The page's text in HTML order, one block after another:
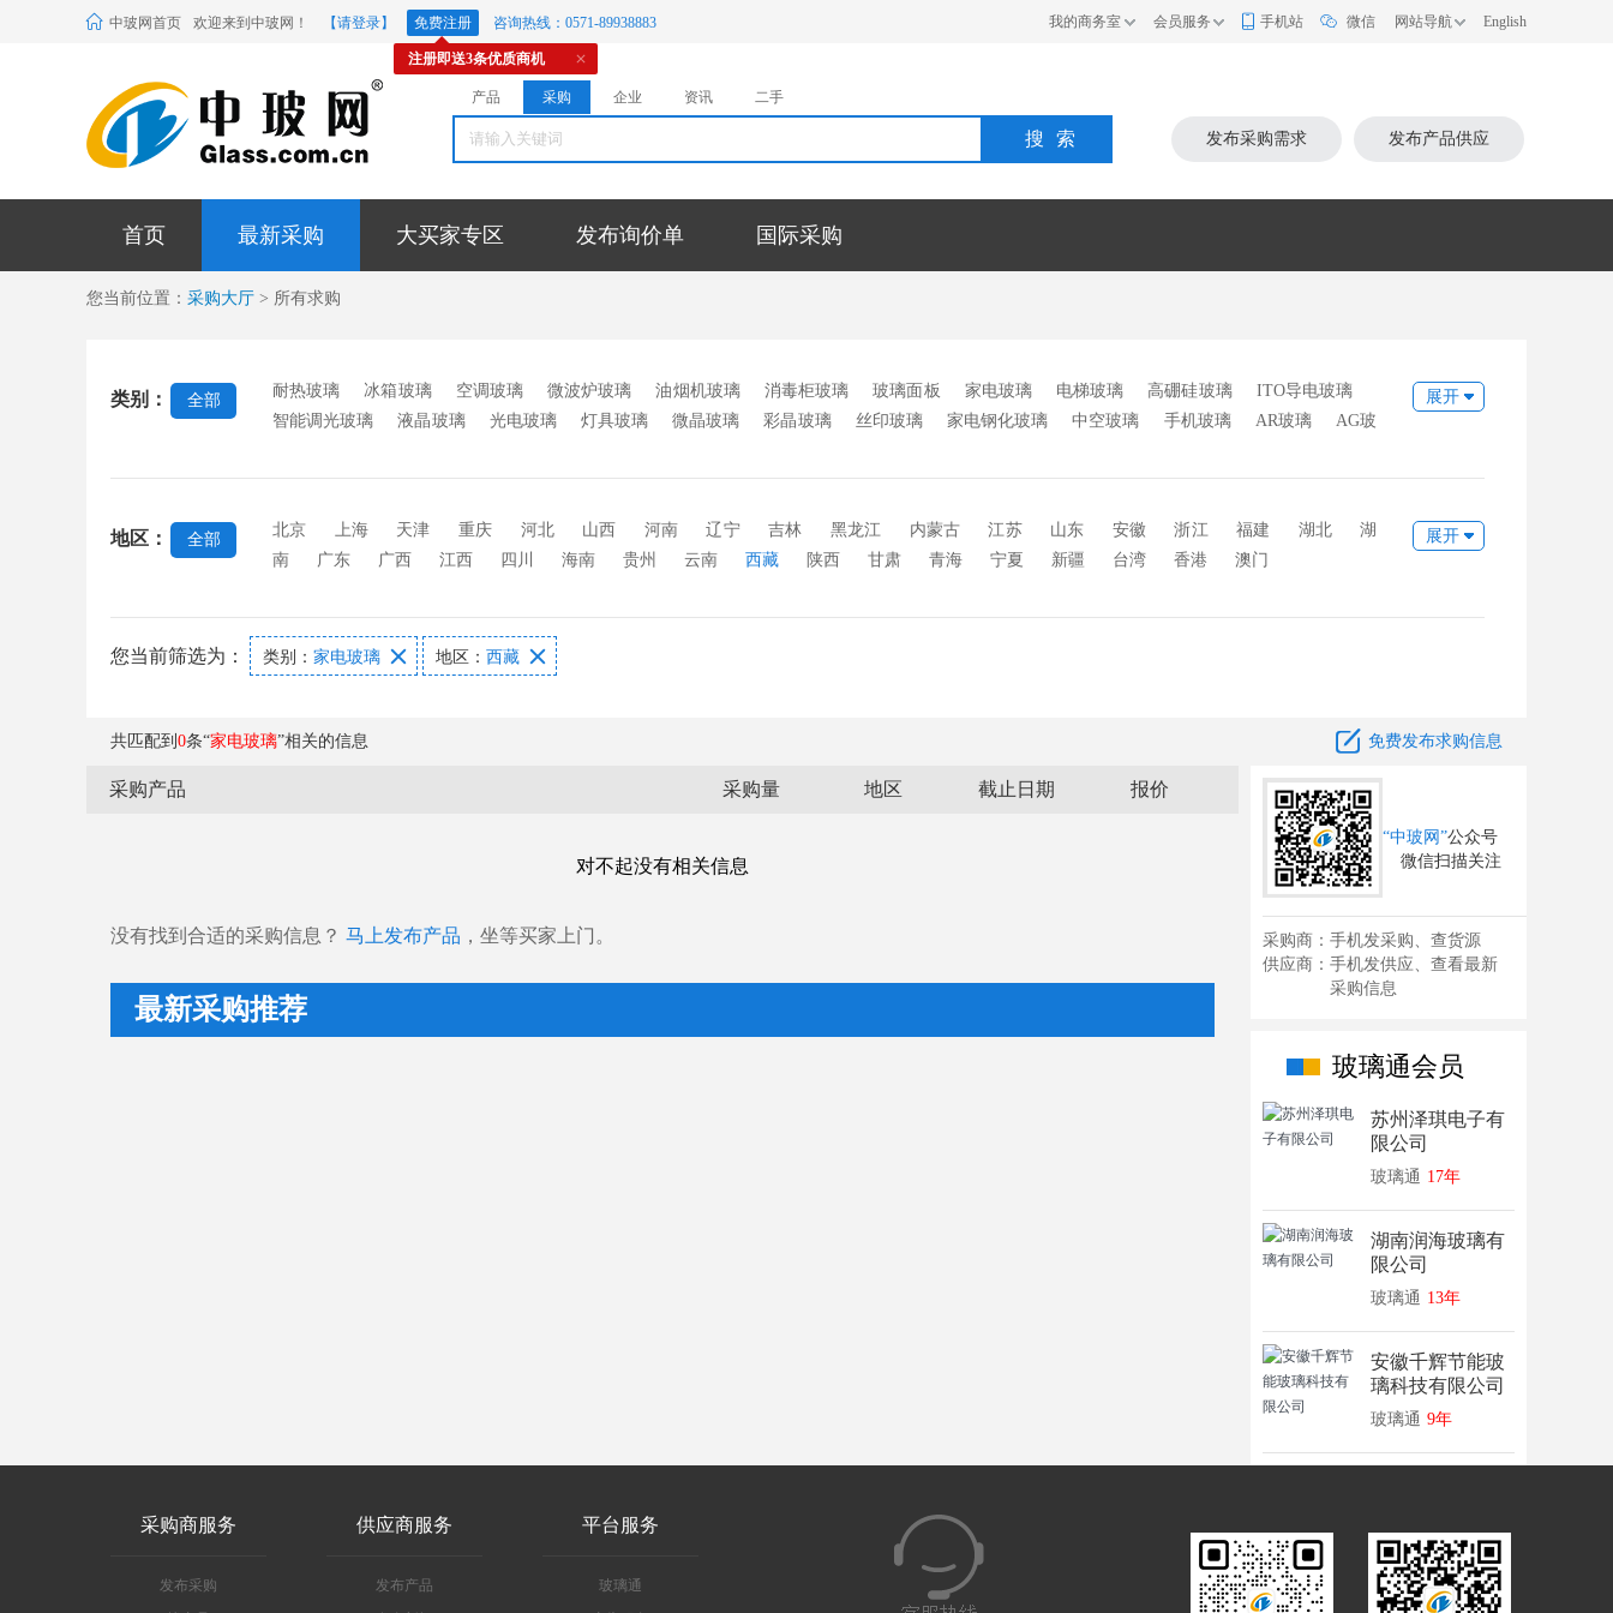
中玻网首页 欢迎来到中玻网！ 【请登录】 免费注册 咨询热线：0571-89938883
注册即送3条优质商机
我的商务室 会员服务 手机站 微信 网站导航 English
产品 采购 企业 资讯 二手
搜索 发布采购需求 发布产品供应
首页 最新采购 大买家专区 发布询价单 国际采购
您当前位置： 采购大厅 > 所有求购
类别： 全部
耐热玻璃 冰箱玻璃 空调玻璃 微波炉玻璃 油烟机玻璃 消毒柜玻璃 玻璃面板 家电玻璃 电梯玻璃 高硼硅玻璃
ITO导电玻璃
智能调光玻璃
液晶玻璃 光电玻璃 灯具玻璃 微晶玻璃 彩晶玻璃 丝印玻璃 家电钢化玻璃 中空玻璃 手机玻璃 AR玻璃
AG玻
电光源玻璃
烤箱玻璃 其他电器配套玻璃 其它
展开
地区： 全部
北京 上海 天津 重庆 河北 山西 河南 辽宁 吉林 黑龙江 内蒙古 江苏 山东 安徽 浙江 福建 湖北
湖
南
广东 广西 江西 四川 海南 贵州 云南 西藏 陕西 甘肃 青海 宁夏 新疆 台湾 香港 澳门
展开
您当前筛选为： 类别： 家电玻璃  地区： 西藏 
共匹配到 0条“家电玻璃”相关的信息  免费发布求购信息
采购产品 采购量 地区 截止日期 报价
对不起没有相关信息
没有找到合适的采购信息？ 马上发布产品 ，坐等买家上门。
最新采购推荐
“中玻网”公众号
微信扫描关注
采购商：手机发采购、查货源
供应商：手机发供应、查看最新
采购信息
玻璃通会员
苏州泽琪电子有
限公司
玻璃通 17年
湖南润海玻璃有
限公司
玻璃通 13年
安徽千辉节能玻
璃科技有限公司
玻璃通 9年
采购商服务
发布采购
供应商服务
发布产品
平台服务
玻璃通